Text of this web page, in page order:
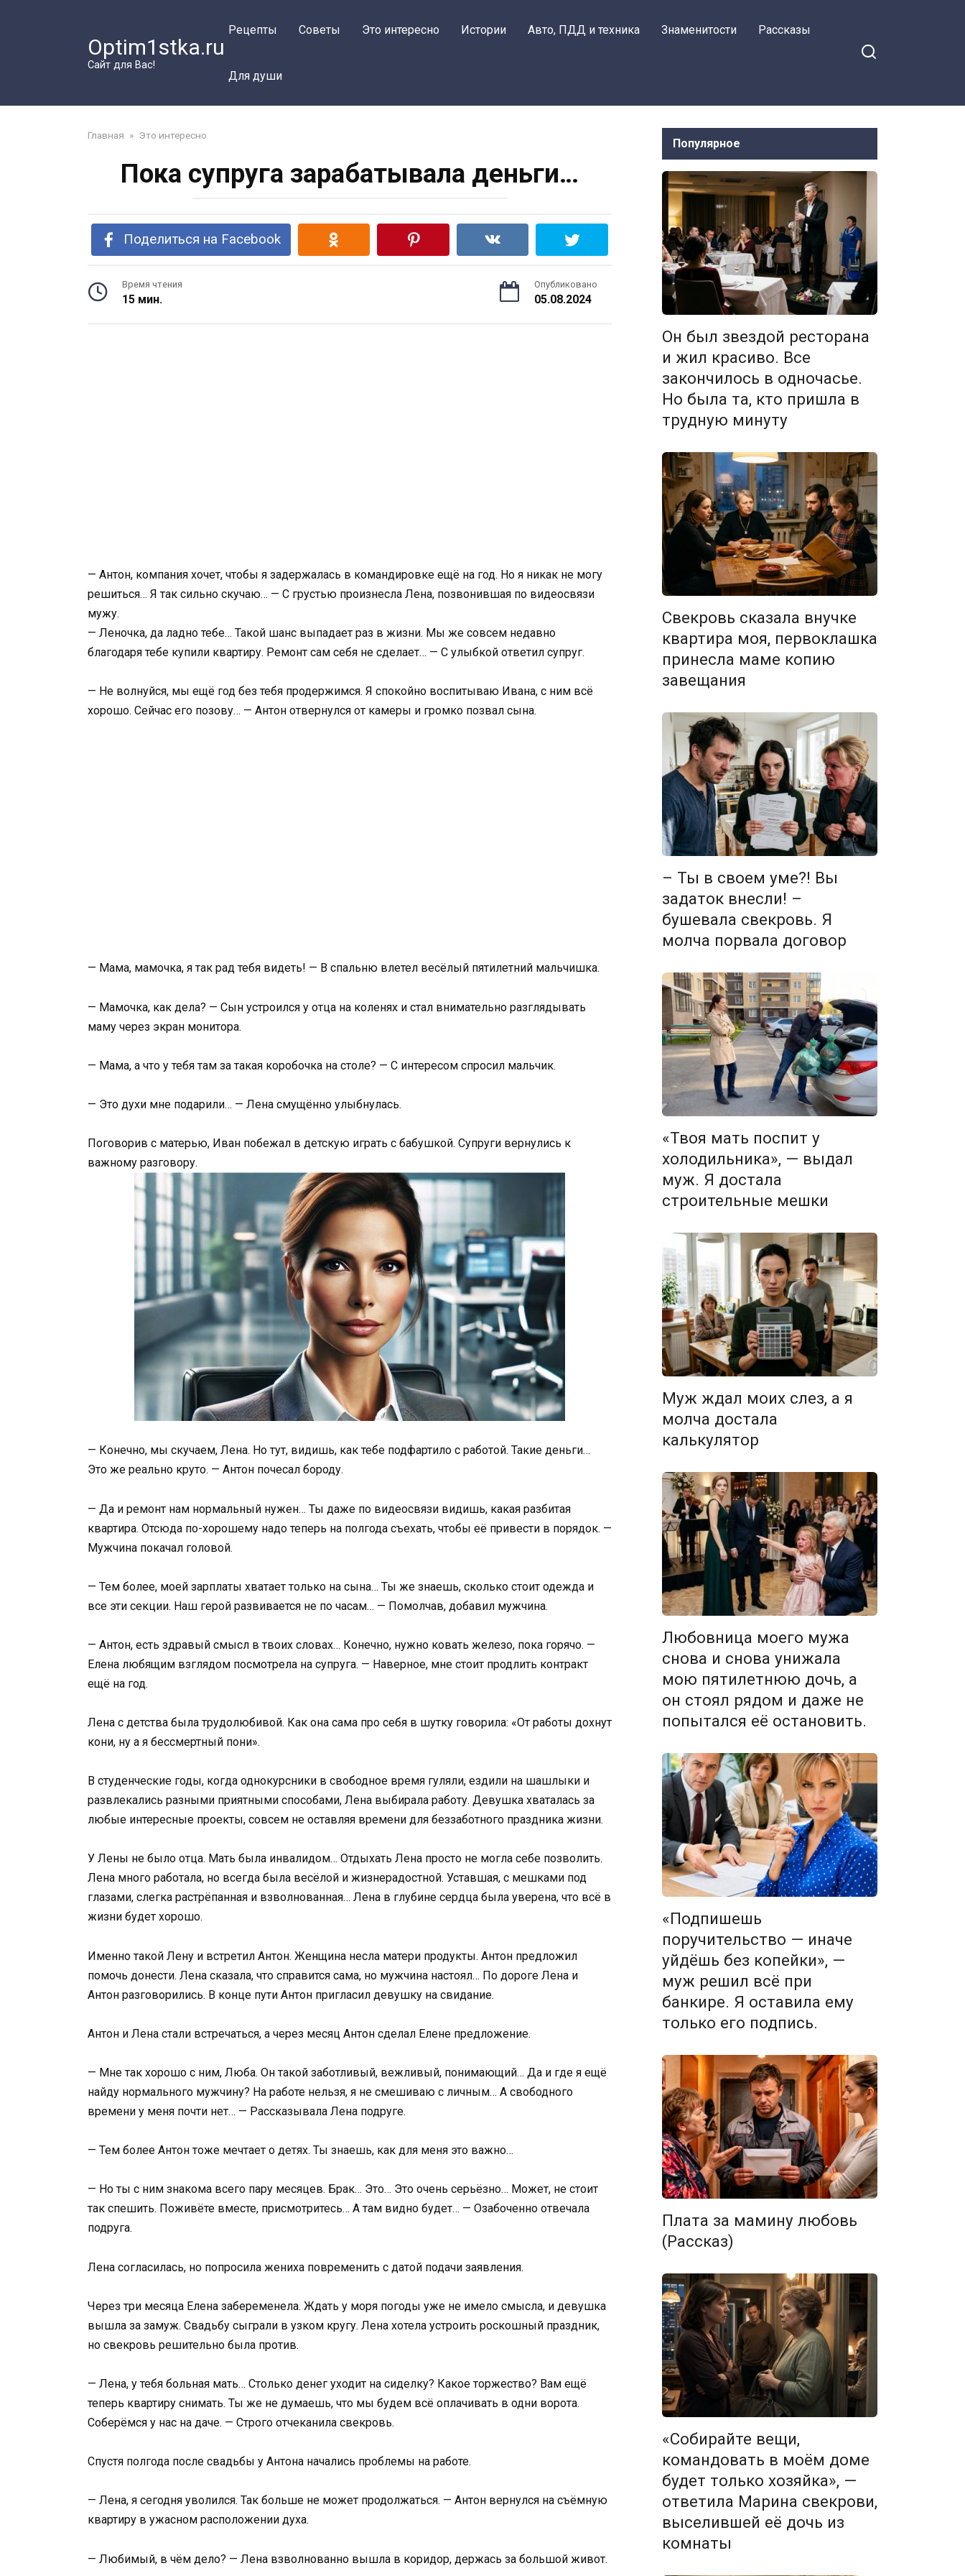
Optim1stka.ru
Сайт для Вас!
Рецепты Советы Это интересно Истории Авто, ПДД и техника Знаменитости Рассказы
Для души
Главная » Это интересно
Пока супруга зарабатывала деньги…
Поделиться на Facebook
Время чтения
15 мин.
Опубликовано
05.08.2024
— Антон, компания хочет, чтобы я задержалась в командировке ещё на год. Но я никак не могу
решиться… Я так сильно скучаю… — С грустью произнесла Лена, позвонившая по видеосвязи
мужу.
— Леночка, да ладно тебе… Такой шанс выпадает раз в жизни. Мы же совсем недавно
благодаря тебе купили квартиру. Ремонт сам себя не сделает… — С улыбкой ответил супруг.
— Не волнуйся, мы ещё год без тебя продержимся. Я спокойно воспитываю Ивана, с ним всё
хорошо. Сейчас его позову… — Антон отвернулся от камеры и громко позвал сына.
— Мама, мамочка, я так рад тебя видеть! — В спальню влетел весёлый пятилетний мальчишка.
— Мамочка, как дела? — Сын устроился у отца на коленях и стал внимательно разглядывать
маму через экран монитора.
— Мама, а что у тебя там за такая коробочка на столе? — С интересом спросил мальчик.
— Это духи мне подарили… — Лена смущённо улыбнулась.
Поговорив с матерью, Иван побежал в детскую играть с бабушкой. Супруги вернулись к
важному разговору.
— Конечно, мы скучаем, Лена. Но тут, видишь, как тебе подфартило с работой. Такие деньги…
Это же реально круто. — Антон почесал бороду.
— Да и ремонт нам нормальный нужен… Ты даже по видеосвязи видишь, какая разбитая
квартира. Отсюда по-хорошему надо теперь на полгода съехать, чтобы её привести в порядок. —
Мужчина покачал головой.
— Тем более, моей зарплаты хватает только на сына… Ты же знаешь, сколько стоит одежда и
все эти секции. Наш герой развивается не по часам… — Помолчав, добавил мужчина.
— Антон, есть здравый смысл в твоих словах… Конечно, нужно ковать железо, пока горячо. —
Елена любящим взглядом посмотрела на супруга. — Наверное, мне стоит продлить контракт
ещё на год.
Лена с детства была трудолюбивой. Как она сама про себя в шутку говорила: «От работы дохнут
кони, ну а я бессмертный пони».
В студенческие годы, когда однокурсники в свободное время гуляли, ездили на шашлыки и
развлекались разными приятными способами, Лена выбирала работу. Девушка хваталась за
любые интересные проекты, совсем не оставляя времени для беззаботного праздника жизни.
У Лены не было отца. Мать была инвалидом… Отдыхать Лена просто не могла себе позволить.
Лена много работала, но всегда была весёлой и жизнерадостной. Уставшая, с мешками под
глазами, слегка растрёпанная и взволнованная… Лена в глубине сердца была уверена, что всё в
жизни будет хорошо.
Именно такой Лену и встретил Антон. Женщина несла матери продукты. Антон предложил
помочь донести. Лена сказала, что справится сама, но мужчина настоял… По дороге Лена и
Антон разговорились. В конце пути Антон пригласил девушку на свидание.
Антон и Лена стали встречаться, а через месяц Антон сделал Елене предложение.
— Мне так хорошо с ним, Люба. Он такой заботливый, вежливый, понимающий… Да и где я ещё
найду нормального мужчину? На работе нельзя, я не смешиваю с личным… А свободного
времени у меня почти нет… — Рассказывала Лена подруге.
— Тем более Антон тоже мечтает о детях. Ты знаешь, как для меня это важно…
— Но ты с ним знакома всего пару месяцев. Брак… Это… Это очень серьёзно… Может, не стоит
так спешить. Поживёте вместе, присмотритесь… А там видно будет… — Озабоченно отвечала
подруга.
Лена согласилась, но попросила жениха повременить с датой подачи заявления.
Через три месяца Елена забеременела. Ждать у моря погоды уже не имело смысла, и девушка
вышла за замуж. Свадьбу сыграли в узком кругу. Лена хотела устроить роскошный праздник,
но свекровь решительно была против.
— Лена, у тебя больная мать… Столько денег уходит на сиделку? Какое торжество? Вам ещё
теперь квартиру снимать. Ты же не думаешь, что мы будем всё оплачивать в одни ворота.
Соберёмся у нас на даче. — Строго отчеканила свекровь.
Спустя полгода после свадьбы у Антона начались проблемы на работе.
— Лена, я сегодня уволился. Так больше не может продолжаться. — Антон вернулся на съёмную
квартиру в ужасном расположении духа.
— Любимый, в чём дело? — Лена взволнованно вышла в коридор, держась за большой живот.
Популярное
Он был звездой ресторана
и жил красиво. Все
закончилось в одночасье.
Но была та, кто пришла в
трудную минуту
Свекровь сказала внучке
квартира моя, первоклашка
принесла маме копию
завещания
– Ты в своем уме?! Вы
задаток внесли! –
бушевала свекровь. Я
молча порвала договор
«Твоя мать поспит у
холодильника», — выдал
муж. Я достала
строительные мешки
Муж ждал моих слез, а я
молча достала
калькулятор
Любовница моего мужа
снова и снова унижала
мою пятилетнюю дочь, а
он стоял рядом и даже не
попытался её остановить.
«Подпишешь
поручительство — иначе
уйдёшь без копейки», —
муж решил всё при
банкире. Я оставила ему
только его подпись.
Плата за мамину любовь
(Рассказ)
«Собирайте вещи,
командовать в моём доме
будет только хозяйка», —
ответила Марина свекрови,
выселившей её дочь из
комнаты